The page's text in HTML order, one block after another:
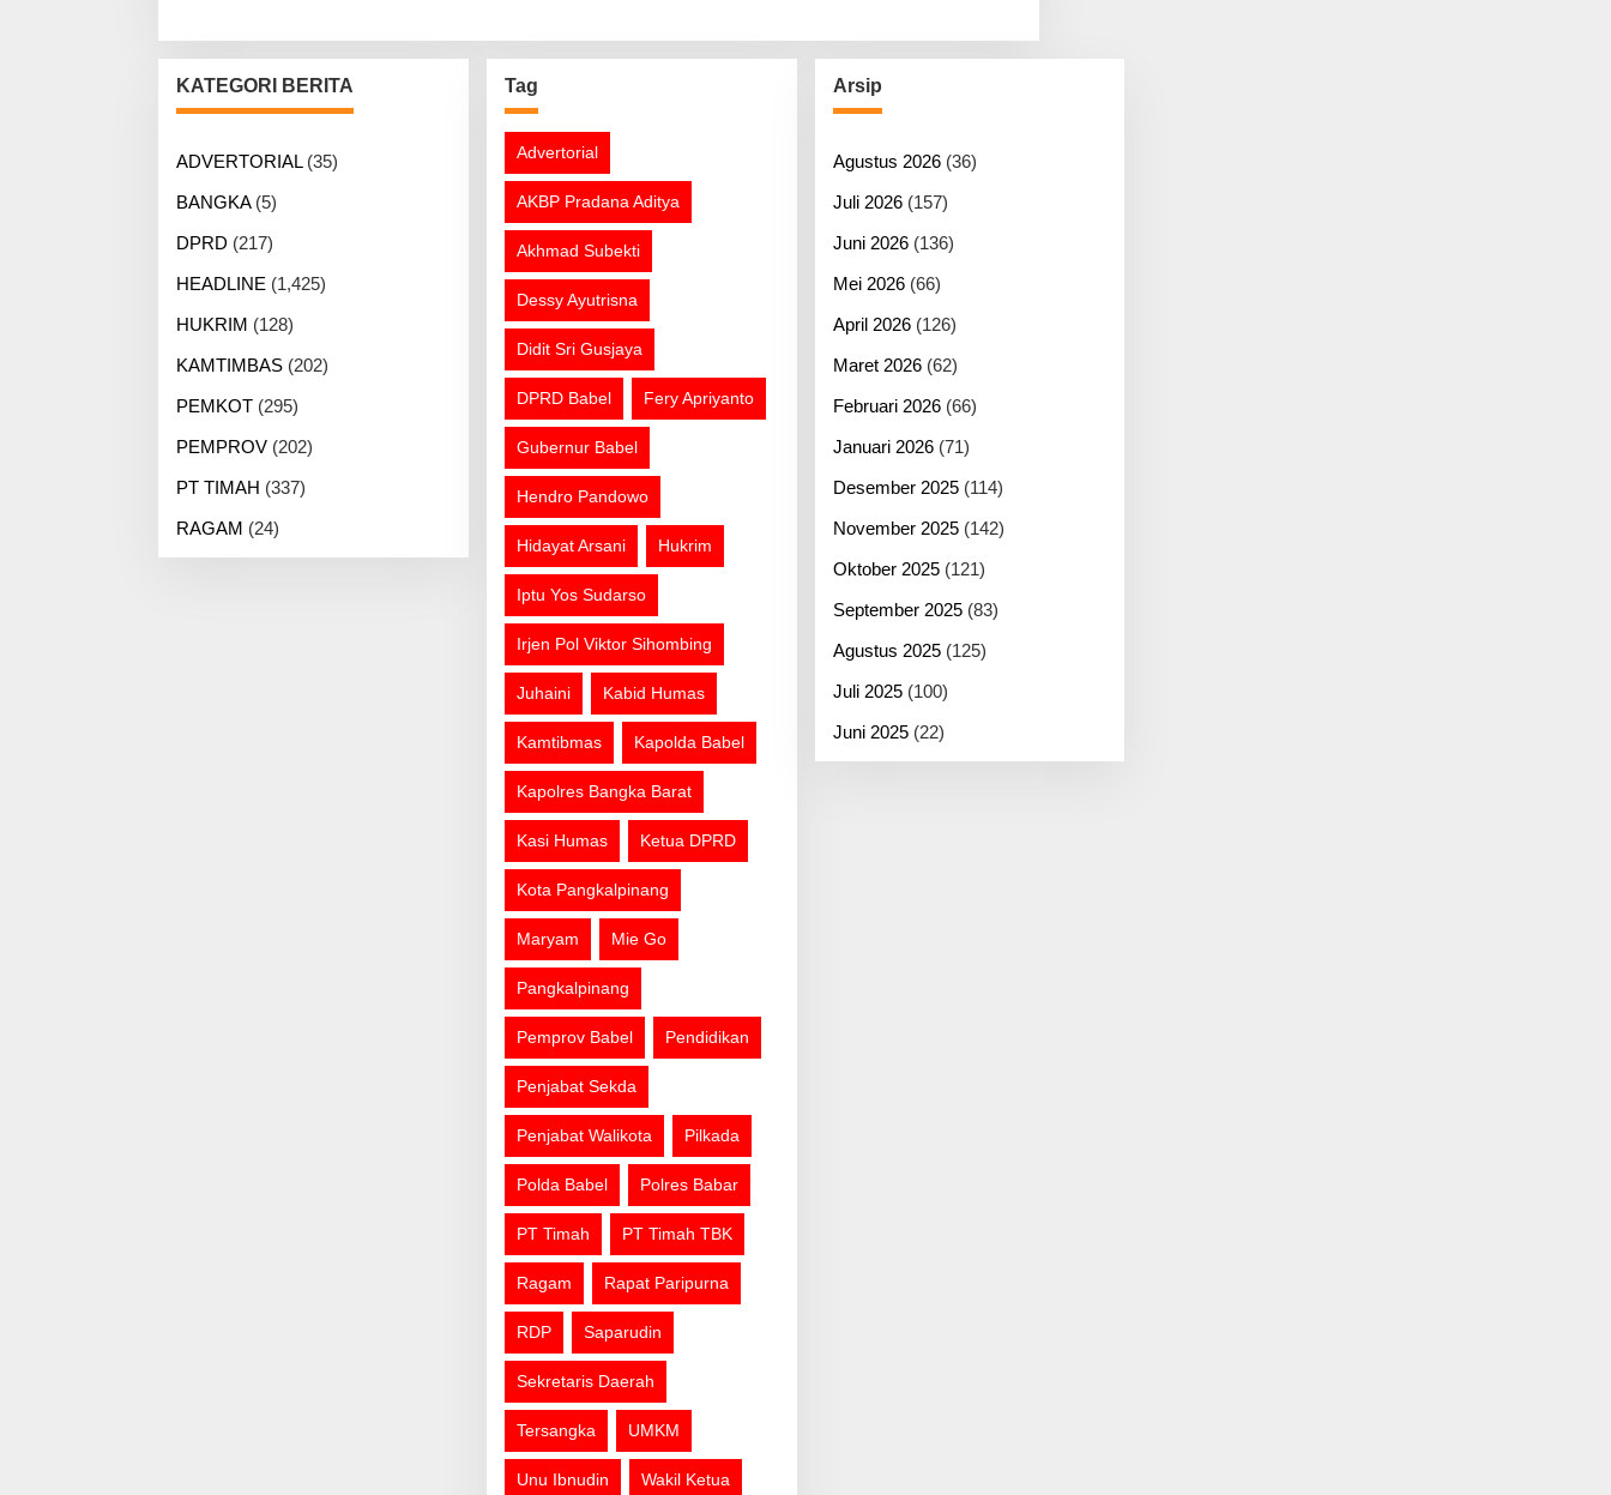
KATEGORI BERITA
ADVERTORIAL(35)
BANGKA(5)
DPRD (217)
HEADLINE (1,425)
HUKRIM (128)
KAMTIMBAS (202)
PEMKOT (295)
PEMPROV (202)
PT TIMAH (337)
RAGAM (24)
Tag
Advertorial
AKBP Pradana Aditya
Akhmad Subekti
Dessy Ayutrisna
Didit Sri Gusjaya
DPRD Babel Fery Apriyanto
Gubernur Babel
Hendro Pandowo
Hidayat Arsani Hukrim
Iptu Yos Sudarso
Irjen Pol Viktor Sihombing
Juhaini Kabid Humas
Kamtibmas Kapolda Babel
Kapolres Bangka Barat
Kasi Humas Ketua DPRD
Kota Pangkalpinang
Maryam Mie Go
Pangkalpinang
Pemprov Babel Pendidikan
Penjabat Sekda
Penjabat Walikota Pilkada
Polda Babel Polres Babar
PT Timah PT Timah TBK
Ragam Rapat Paripurna
RDP Saparudin
Sekretaris Daerah
Tersangka UMKM
Unu Ibnudin Wakil Ketua
Arsip
Agustus 2026(36)
Juli 2026(157)
Juni 2026(136)
Mei 2026(66)
April 2026(126)
Maret 2026(62)
Februari 2026(66)
Januari 2026(71)
Desember 2025(114)
November 2025(142)
Oktober 2025(121)
September 2025(83)
Agustus 2025(125)
Juli 2025(100)
Juni 2025(22)